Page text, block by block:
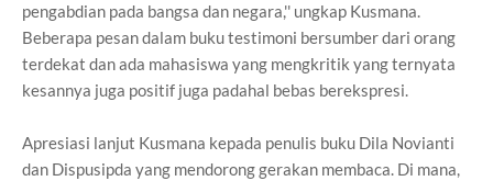
pengabdian pada bangsa dan negara,'' ungkap Kusmana.
Beberapa pesan dalam buku testimoni bersumber dari orang
terdekat dan ada mahasiswa yang mengkritik yang ternyata
kesannya juga positif juga padahal bebas berekspresi.
Apresiasi lanjut Kusmana kepada penulis buku Dila Novianti
dan Dispusipda yang mendorong gerakan membaca. Di mana,